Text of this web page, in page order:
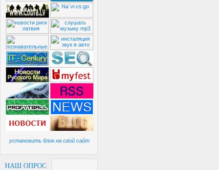
установить блок на свой сайт
НАШ ОПРОС